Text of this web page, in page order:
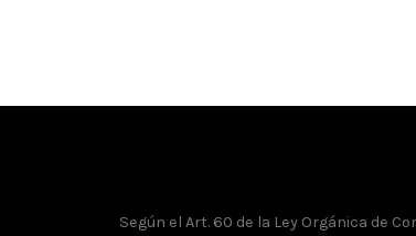
Según el Art. 60 de la Ley Orgánica de